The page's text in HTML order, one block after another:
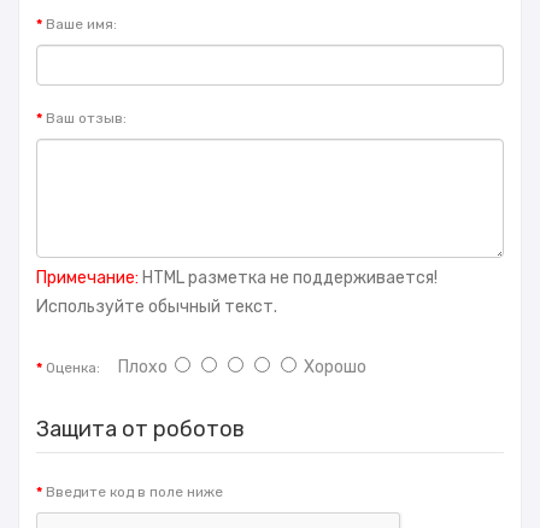
Ваше имя:
Ваш отзыв:
Примечание: HTML разметка не поддерживается!
Используйте обычный текст.
Оценка: Плохо Хорошо
Защита от роботов
Введите код в поле ниже